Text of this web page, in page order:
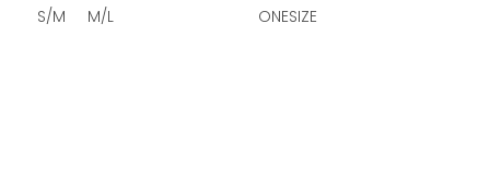
S/M M/L ONESIZE